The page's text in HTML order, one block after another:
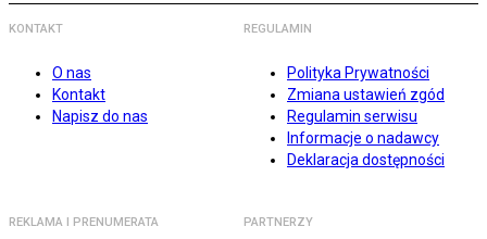
KONTAKT
O nas
Kontakt
Napisz do nas
REGULAMIN
Polityka Prywatności
Zmiana ustawień zgód
Regulamin serwisu
Informacje o nadawcy
Deklaracja dostępności
REKLAMA I PRENUMERATA PARTNERZY